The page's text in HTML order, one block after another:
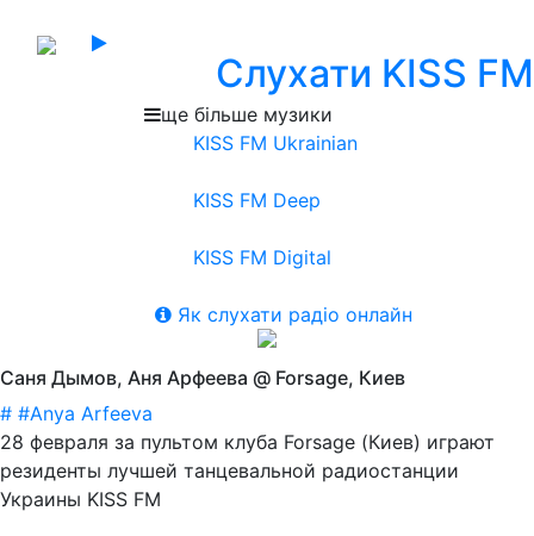
Слухати KISS FM
ще більше музики
KISS FM Ukrainian
KISS FM Deep
KISS FM Digital
Як слухати радіо онлайн
Саня Дымов, Аня Арфеева @ Forsage, Киев
# #Anya Arfeeva
28 февраля за пультом клуба Forsage (Киев) играют
резиденты лучшей танцевальной радиостанции
Украины KISS FM